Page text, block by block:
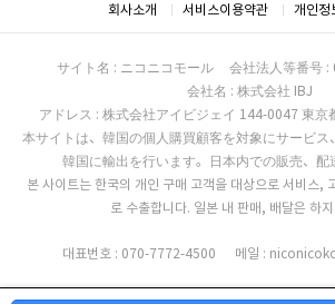
회사소개 서비스이용약관 개인정
サイト名 : ニコニコモール
会社法人等番号
会社名 : 株式会社 IBJ
アドレス : 株式会社アイビジェイ 144-0047 東京
本サイトは、韓国の個人購買顧客を対象にサービス
韓国に輸出を行います。日本内での販売、配
본 사이트는 한국의 개인 구매 고객을 대상으로 서비스,
로 수출합니다. 일본 내 판매, 배달은 하
대표번호 : 070-7772-4500 메일 :